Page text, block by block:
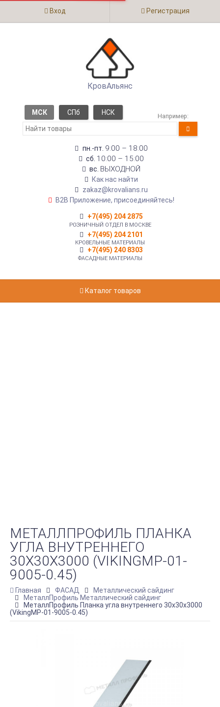
Вход Регистрация
КровАльянс
МСК СПб НСК Например:
пн.-пт. 9:00 – 18:00
сб. 10:00 – 15:00
вс. ВЫХОДНОЙ
Как нас найти
zakaz@krovalians.ru
B2B Приложение, присоединяйтесь!
+7(495) 204 2875
РОЗНИЧНЫЙ ОТДЕЛ В МОСКВЕ
+7(495) 204 2101
КРОВЕЛЬНЫЕ МАТЕРИАЛЫ
+7(495) 240 8303
ФАСАДНЫЕ МАТЕРИАЛЫ
Каталог товаров
МЕТАЛЛПРОФИЛЬ ПЛАНКА
УГЛА ВНУТРЕННЕГО
30Х30Х3000 (VIKINGMP-01-
9005-0.45)
Главная ФАСАД
Металлический сайдинг
МеталлПрофиль Металлический сайдинг
МеталлПрофиль Планка угла внутреннего 30х30х3000
(VikingMP-01-9005-0.45)